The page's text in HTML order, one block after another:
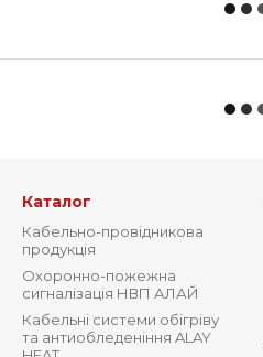
Каталог
Кабельно-провідникова
продукція
Охоронно-пожежна
сигналізація НВП АЛАЙ
Кабельні системи обігріву
та антиобледеніння ALAY